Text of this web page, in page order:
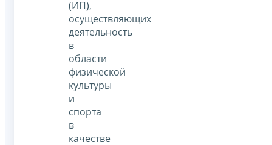
(ИП),
осуществляющих
деятельность
в
области
физической
культуры
и
спорта
в
качестве